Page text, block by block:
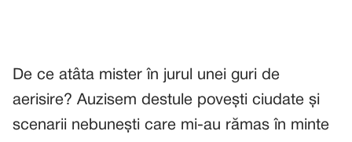
De ce atâta mister în jurul unei guri de
aerisire? Auzisem destule povești ciudate și
scenarii nebunești care mi-au rămas în minte